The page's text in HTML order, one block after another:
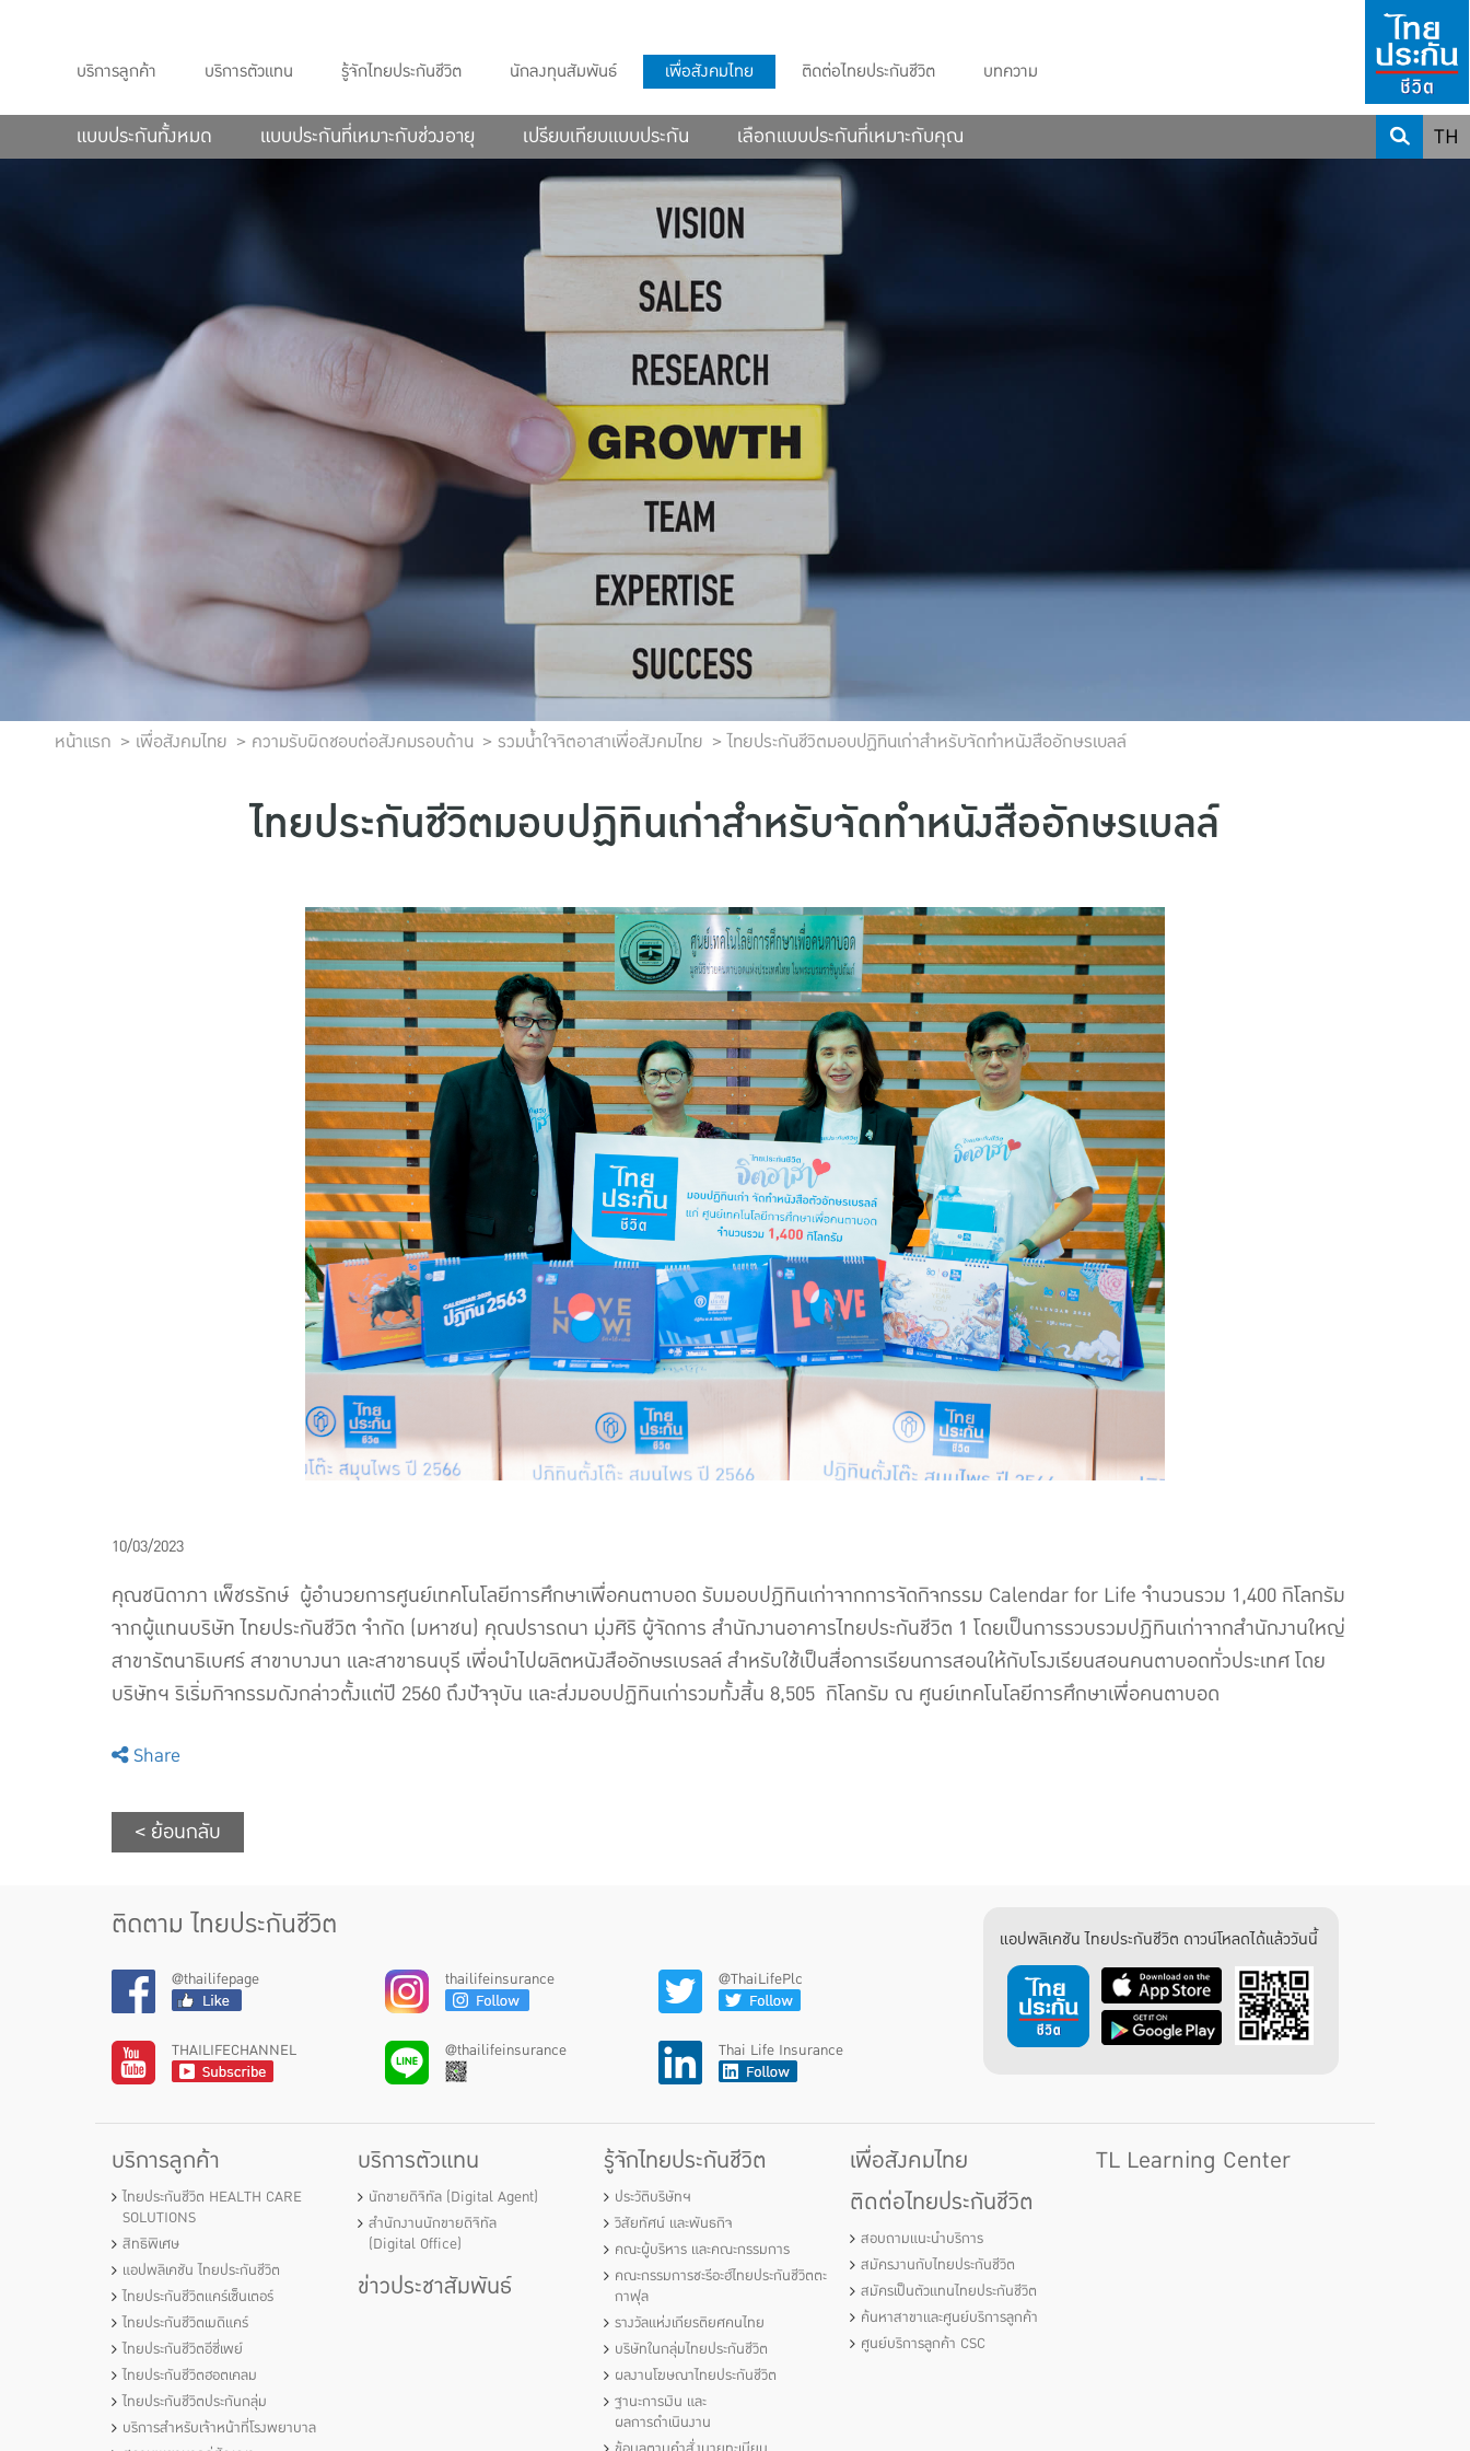
บริการลูกค้า บริการตัวแทน รู้จักไทยประกันชีวิต นักลงทุนสัมพันธ์ เพื่อสังคมไทย ติดต่อไทยประกันชีวิต บทความ
แบบประกันทั้งหมด แบบประกันที่เหมาะกับช่วงอายุ เปรียบเทียบแบบประกัน เลือกแบบประกันที่เหมาะกับคุณ TH
หน้าแรก เพื่อสังคมไทย ความรับผิดชอบต่อสังคมรอบด้าน รวมน้ำใจจิตอาสาเพื่อสังคมไทย ไทยประกันชีวิตมอบปฏิทินเก่าสำหรับจัดทำหนังสืออักษรเบลล์
ไทยประกันชีวิตมอบปฏิทินเก่าสำหรับจัดทำหนังสืออักษรเบลล์
10/03/2023
คุณชนิดาภา เพ็ชรรักษ์ ผู้อำนวยการศูนย์เทคโนโลยีการศึกษาเพื่อคนตาบอด รับมอบปฏิทินเก่าจากการจัดกิจกรรม Calendar for Life จำนวนรวม 1,400 กิโลกรัม
จากผู้แทนบริษัท ไทยประกันชีวิต จำกัด (มหาชน) คุณปรารถนา มุ่งศิริ ผู้จัดการ สำนักงานอาคารไทยประกันชีวิต 1 โดยเป็นการรวบรวมปฏิทินเก่าจากสำนักงานใหญ่
สาขารัตนาธิเบศร์ สาขาบางนา และสาขาธนบุรี เพื่อนำไปผลิตหนังสืออักษรเบรลล์ สำหรับใช้เป็นสื่อการเรียนการสอนให้กับโรงเรียนสอนคนตาบอดทั่วประเทศ โดย
บริษัทฯ ริเริ่มกิจกรรมดังกล่าวตั้งแต่ปี 2560 ถึงปัจจุบัน และส่งมอบปฏิทินเก่ารวมทั้งสิ้น 8,505 กิโลกรัม ณ ศูนย์เทคโนโลยีการศึกษาเพื่อคนตาบอด
Share
< ย้อนกลับ
ติดตาม ไทยประกันชีวิต
@thailifepage thailifeinsurance @ThaiLifePlc
THAILIFECHANNEL @thailifeinsurance Thai Life Insurance
แอปพลิเคชัน ไทยประกันชีวิต ดาวน์โหลดได้แล้ววันนี้
บริการลูกค้า
ไทยประกันชีวิต HEALTH CARE
SOLUTIONS
สิทธิพิเศษ
แอปพลิเคชัน ไทยประกันชีวิต
ไทยประกันชีวิตแคร์เซ็นเตอร์
ไทยประกันชีวิตเมดิแคร์
ไทยประกันชีวิตอีซี่เพย์
ไทยประกันชีวิตฮอตเคลม
ไทยประกันชีวิตประกันกลุ่ม
บริการสำหรับเจ้าหน้าที่โรงพยาบาล
บริการตัวแทน
นักขายดิจิทัล (Digital Agent)
สำนักงานนักขายดิจิทัล
(Digital Office)
ข่าวประชาสัมพันธ์
รู้จักไทยประกันชีวิต
ประวัติบริษัทฯ
วิสัยทัศน์ และพันธกิจ
คณะผู้บริหาร และคณะกรรมการ
คณะกรรมการชะรีอะฮ์ไทยประกันชีวิตตะ
กาฟุล
รางวัลแห่งเกียรติยศคนไทย
บริษัทในกลุ่มไทยประกันชีวิต
ผลงานโฆษณาไทยประกันชีวิต
ฐานะการเงิน และ
ผลการดำเนินงาน
เพื่อสังคมไทย
ติดต่อไทยประกันชีวิต
สอบถามแนะนำบริการ
สมัครงานกับไทยประกันชีวิต
สมัครเป็นตัวแทนไทยประกันชีวิต
ค้นหาสาขาและศูนย์บริการลูกค้า
ศูนย์บริการลูกค้า CSC
TL Learning Center